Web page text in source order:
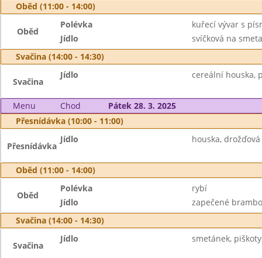
Oběd (11:00 - 14:00)
Oběd
Polévka
kuřecí vývar s
Jídlo
svíčková na
Svačina (14:00 - 14:30)
Svačina
Jídlo cereální houska,
Menu Chod
Pátek 28. 3. 2025
Přesnídávka (10:00 - 11:00)
Přesnídávka
Jídlo houska,
Oběd (11:00 - 14:00)
Oběd
Polévka
rybí
Jídlo
zapečené
Svačina (14:00 - 14:30)
Svačina
Jídlo smetánek,